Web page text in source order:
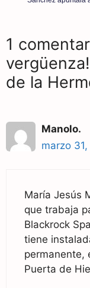
1
de la
Manolo.
marzo
María Jesús
que trabaja
Blackrock
tiene
permanente,
Puerta de